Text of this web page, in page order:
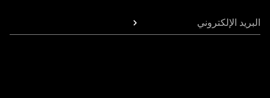
البريد الإلكتروني